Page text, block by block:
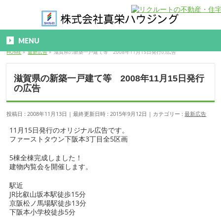
MENU
HOME» 最新広告» 滋賀県の新築一戸建て等 2008年11月15日発行の広告
滋賀県の新築一戸建て等 2008年11月15日発行
の広告
投稿日 : 2008年11月13日 最終更新日時 : 2015年9月12日 カテゴリー :最新広告
11月15日発行のオリジナル広告です。
ファーストタウン下阪本3丁目全5区画
5棟全棟完成しました！
建物内覧会を開催します。
駅近
JR比叡山坂本駅徒歩15分
京阪松ノ馬場駅徒歩13分
下阪本小学校徒歩5分